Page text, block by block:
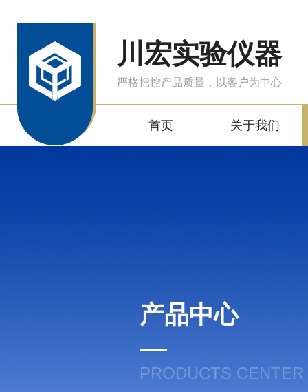
川宏实验仪器
严格把控产品质量，以客户为中心
首页 关于我们
产品中心
PRODUCTS CENTER